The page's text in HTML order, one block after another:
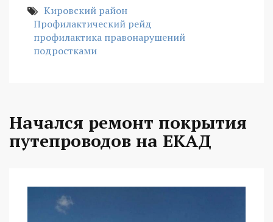
Кировский район
Профилактический рейд
профилактика правонарушений
подростками
Начался ремонт покрытия
путепроводов на ЕКАД